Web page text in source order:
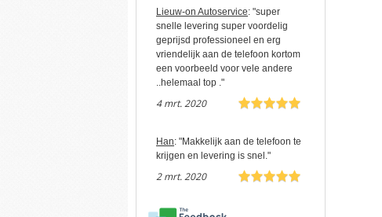
Lieuw-on Autoservice: "super
snelle levering super voordelig
geprijsd professioneel en erg
vriendelijk aan de telefoon kortom
een voorbeeld voor vele andere
..helemaal top ."
4 mrt. 2020
Han: "Makkelijk aan de telefoon te
krijgen en levering is snel."
2 mrt. 2020